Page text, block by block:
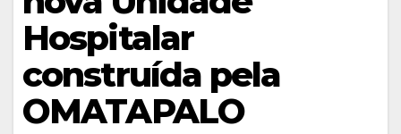
Hospitalar
construída pela
OMATAPALO